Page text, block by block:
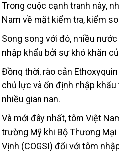
Trong cuộc cạnh tranh này,
Nam về mặt kiểm tra, kiểm
Song song với đó, nhiều
nhập khẩu bởi sự khó khăn
Đồng thời, rào cản
chủ lực và ổn định nhập
nhiều gian nan.
Và mới đây nhất, tôm Việt
trường Mỹ khi Bộ Thương
Vịnh (COGSI) đối với tôm